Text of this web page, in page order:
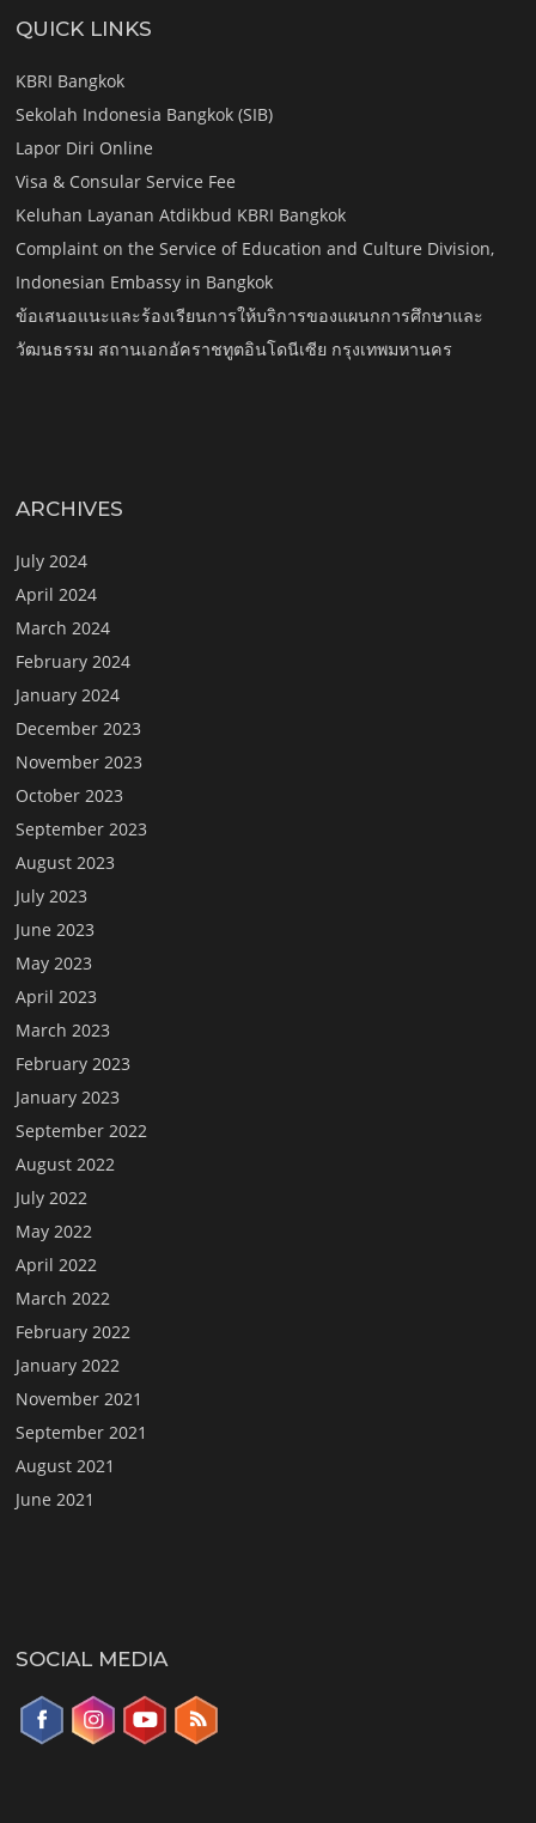
QUICK LINKS
KBRI Bangkok
Sekolah Indonesia Bangkok (SIB)
Lapor Diri Online
Visa & Consular Service Fee
Keluhan Layanan Atdikbud KBRI Bangkok
Complaint on the Service of Education and Culture Division,
Indonesian Embassy in Bangkok
ข้อเสนอแนะและร้องเรียนการให้บริการของแผนกการศึกษาและ
วัฒนธรรม สถานเอกอัคราชทูตอินโดนีเซีย กรุงเทพมหานคร
ARCHIVES
July 2024
April 2024
March 2024
February 2024
January 2024
December 2023
November 2023
October 2023
September 2023
August 2023
July 2023
June 2023
May 2023
April 2023
March 2023
February 2023
January 2023
September 2022
August 2022
July 2022
May 2022
April 2022
March 2022
February 2022
January 2022
November 2021
September 2021
August 2021
June 2021
SOCIAL MEDIA